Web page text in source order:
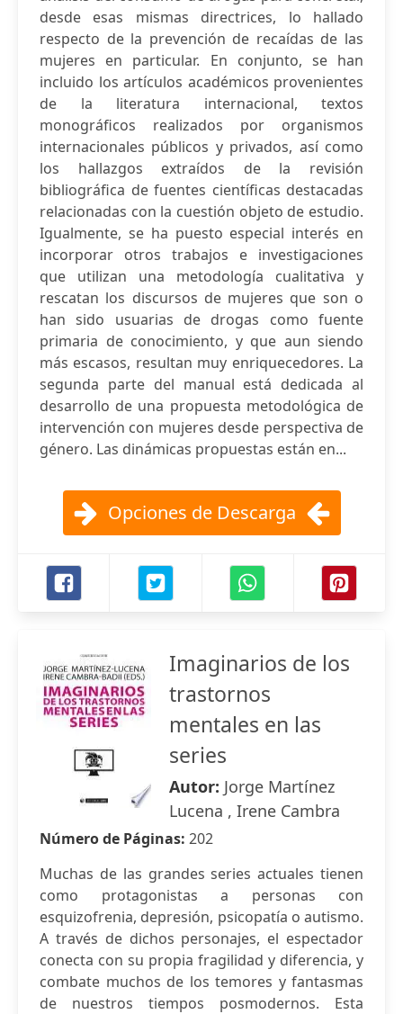
desde esas mismas directrices, lo hallado
respecto de la prevención de recaídas de las
mujeres en particular. En conjunto, se han
incluido los artículos académicos provenientes
de la literatura internacional, textos
monográficos realizados por organismos
internacionales públicos y privados, así como
los hallazgos extraídos de la revisión
bibliográfica de fuentes científicas destacadas
relacionadas con la cuestión objeto de estudio.
Igualmente, se ha puesto especial interés en
incorporar otros trabajos e investigaciones
que utilizan una metodología cualitativa y
rescatan los discursos de mujeres que son o
han sido usuarias de drogas como fuente
primaria de conocimiento, y que aun siendo
más escasos, resultan muy enriquecedores. La
segunda parte del manual está dedicada al
desarrollo de una propuesta metodológica de
intervención con mujeres desde perspectiva de
género. Las dinámicas propuestas están en...
Opciones de Descarga
Imaginarios de los
trastornos
mentales en las
series
Autor: Jorge Martínez
Lucena , Irene Cambra
Número de Páginas: 202
Muchas de las grandes series actuales tienen
como protagonistas a personas con
esquizofrenia, depresión, psicopatía o autismo.
A través de dichos personajes, el espectador
conecta con su propia fragilidad y diferencia, y
combate muchos de los temores y fantasmas
de nuestros tiempos posmodernos. Esta